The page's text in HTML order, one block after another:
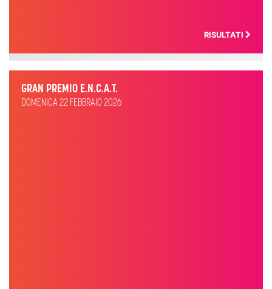
RISULTATI
GRAN PREMIO E.N.C.A.T.
DOMENICA 22 FEBBRAIO 2026